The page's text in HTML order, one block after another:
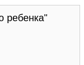
ребенка"